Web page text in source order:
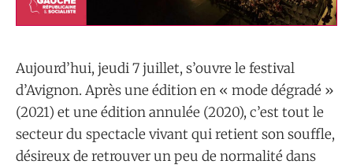
Aujourd’hui, jeudi 7 juillet, s’ouvre le festival
d’Avignon. Après une édition en « mode dégradé »
(2021) et une édition annulée (2020), c’est tout le
secteur du spectacle vivant qui retient son souffle,
désireux de retrouver un peu de normalité dans